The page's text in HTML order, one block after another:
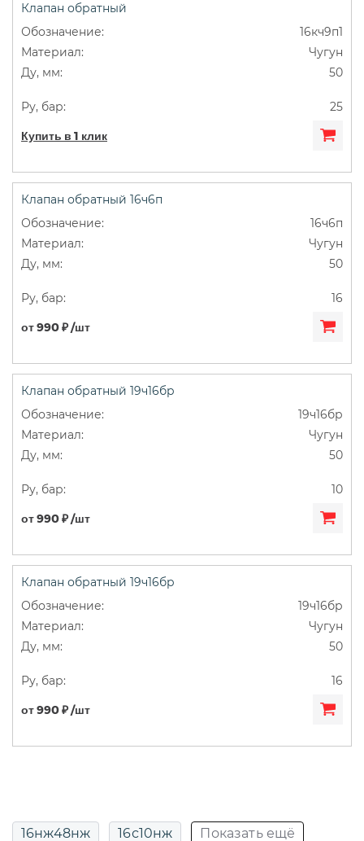
Клапан обратный
16кч9п1
Чугун
50
25
Купить в 1 клик
Клапан обратный 16ч6п
16ч6п
Чугун
50
16
от 990 ₽ /шт
Клапан обратный 19ч16бр
19ч16бр
Чугун
50
10
от 990 ₽ /шт
Клапан обратный 19ч16бр
19ч16бр
Чугун
50
16
от 990 ₽ /шт
16нж48нж 16с10нж Показать ещё